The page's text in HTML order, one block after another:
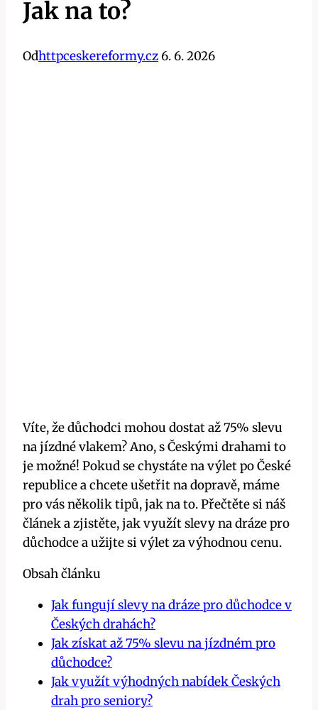
Jak na to?
Odhttpceskereformy.cz 6. 6. 2026
Víte, že důchodci mohou dostat až 75% slevu
na jízdné vlakem? Ano, s Českými drahami to
je možné! Pokud se chystáte na výlet po České
republice a chcete ušetřit na dopravě, máme
pro vás několik tipů, jak na to. Přečtěte si náš
článek a zjistěte, jak využít slevy na dráze pro
důchodce a užijte si výlet za výhodnou cenu.
Obsah článku
Jak fungují slevy na dráze pro důchodce v
Českých drahách?
Jak získat až 75% slevu na jízdném pro
důchodce?
Jak využít výhodných nabídek Českých
drah pro seniory?